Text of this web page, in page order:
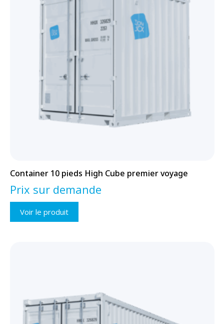
Container 10 pieds High Cube premier voyage
Prix sur demande
Voir le produit